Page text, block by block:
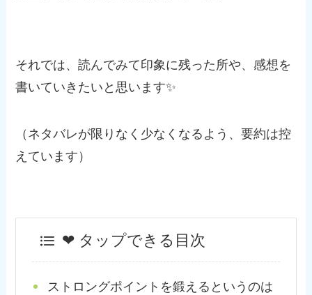
それでは、読んでみて印象に残った所や、感想を
書いていきたいと思います✨
（ネタバレが限りなく少なくなるよう、要約は控
えています）
❤︎ タップできる目次
ストロングポイントを鍛えるというのは